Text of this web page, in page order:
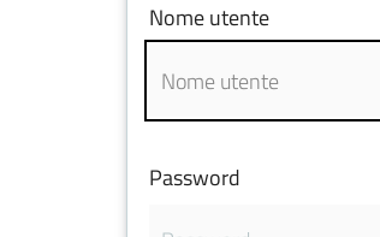
Nome utente
Password